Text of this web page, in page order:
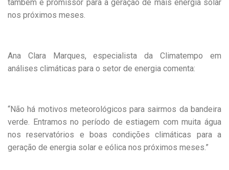
também é promissor para a geração de mais energia solar
nos próximos meses.
Ana Clara Marques, especialista da Climatempo em
análises climáticas para o setor de energia comenta:
“Não há motivos meteorológicos para sairmos da bandeira
verde. Entramos no período de estiagem com muita água
nos reservatórios e boas condições climáticas para a
geração de energia solar e eólica nos próximos meses.”